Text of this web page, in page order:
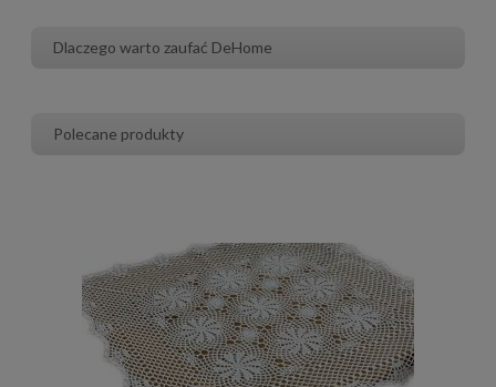
Dlaczego warto zaufać DeHome
Polecane produkty